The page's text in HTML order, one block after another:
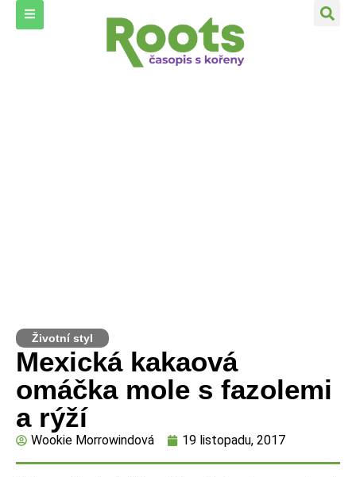
Životní styl
Mexická kakaová
omáčka mole s fazolemi
a rýží
Wookie Morrowindová 19 listopadu, 2017